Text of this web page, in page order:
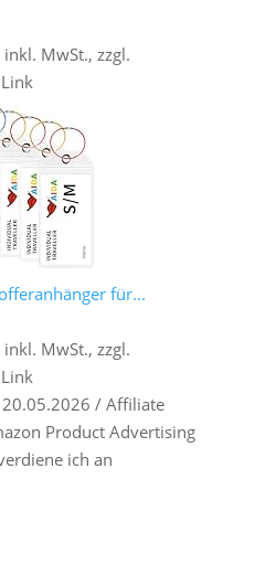
inkl. MwSt., zzgl.
für...
inkl. MwSt., zzgl.
/ Affiliate
Product Advertising
ich an